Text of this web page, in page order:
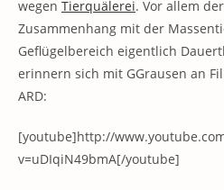
wegen Tierquälerei. Vor allem
Zusammenhang mit der
Geflügelbereich eigentlich
erinnern sich mit GGrausen an
ARD:
[youtube]http://
v=uDIqiN49bmA[/youtube]